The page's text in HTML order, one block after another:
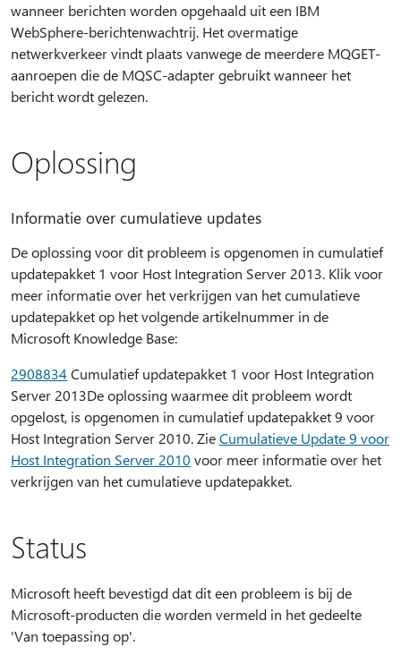
wanneer berichten worden opgehaald uit een IBM
WebSphere-berichtenwachtrij. Het overmatige
netwerkverkeer vindt plaats vanwege de meerdere MQGET-
aanroepen die de MQSC-adapter gebruikt wanneer het
bericht wordt gelezen.
Oplossing
Informatie over cumulatieve updates
De oplossing voor dit probleem is opgenomen in cumulatief
updatepakket 1 voor Host Integration Server 2013. Klik voor
meer informatie over het verkrijgen van het cumulatieve
updatepakket op het volgende artikelnummer in de
Microsoft Knowledge Base:
2908834 Cumulatief updatepakket 1 voor Host Integration
Server 2013De oplossing waarmee dit probleem wordt
opgelost, is opgenomen in cumulatief updatepakket 9 voor
Host Integration Server 2010. ZieCumulatieve Update 9 voor
Host Integration Server 2010 voor meer informatie over het
verkrijgen van het cumulatieve updatepakket.
Status
Microsoft heeft bevestigd dat dit een probleem is bij de
Microsoft-producten die worden vermeld in het gedeelte
'Van toepassing op'.